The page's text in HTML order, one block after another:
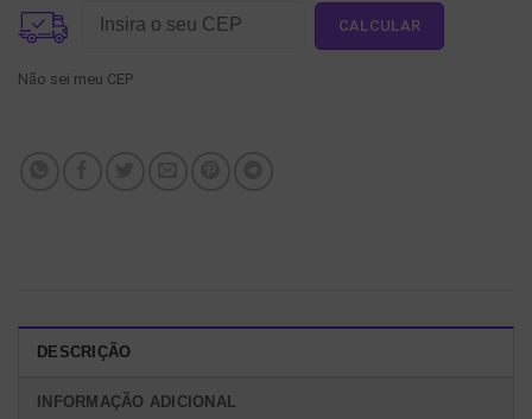
Não sei meu CEP
DESCRIÇÃO
INFORMAÇÃO ADICIONAL